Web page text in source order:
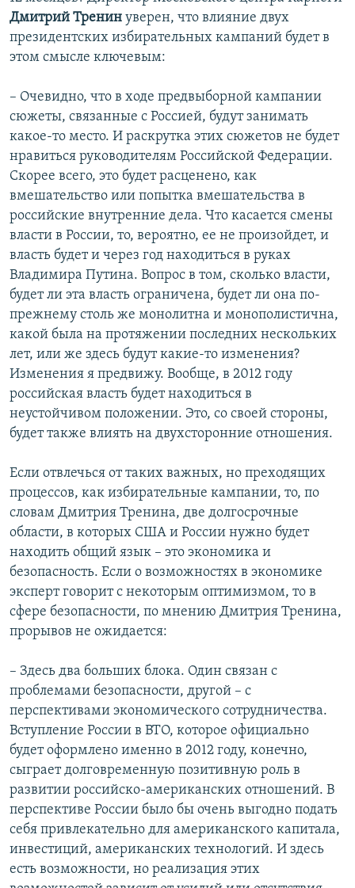
Дмитрий Тренин уверен, что влияние двух
президентских избирательных кампаний будет в
этом смысле ключевым:
– Очевидно, что в ходе предвыборной кампании
сюжеты, связанные с Россией, будут занимать
какое-то место. И раскрутка этих сюжетов не будет
нравиться руководителям Российской Федерации.
Скорее всего, это будет расценено, как
вмешательство или попытка вмешательства в
российские внутренние дела. Что касается смены
власти в России, то, вероятно, ее не произойдет, и
власть будет и через год находиться в руках
Владимира Путина. Вопрос в том, сколько власти,
будет ли эта власть ограничена, будет ли она по-
прежнему столь же монолитна и монополистична,
какой была на протяжении последних нескольких
лет, или же здесь будут какие-то изменения?
Изменения я предвижу. Вообще, в 2012 году
российская власть будет находиться в
неустойчивом положении. Это, со своей стороны,
будет также влиять на двухсторонние отношения.
Если отвлечься от таких важных, но преходящих
процессов, как избирательные кампании, то, по
словам Дмитрия Тренина, две долгосрочные
области, в которых США и России нужно будет
находить общий язык – это экономика и
безопасность. Если о возможностях в экономике
эксперт говорит с некоторым оптимизмом, то в
сфере безопасности, по мнению Дмитрия Тренина,
прорывов не ожидается:
– Здесь два больших блока. Один связан с
проблемами безопасности, другой – с
перспективами экономического сотрудничества.
Вступление России в ВТО, которое официально
будет оформлено именно в 2012 году, конечно,
сыграет долговременную позитивную роль в
развитии российско-американских отношений. В
перспективе России было бы очень выгодно подать
себя привлекательно для американского капитала,
инвестиций, американских технологий. И здесь
есть возможности, но реализация этих